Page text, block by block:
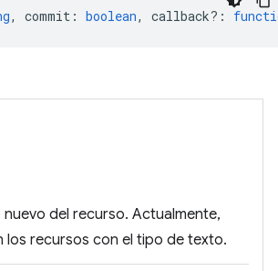
, commit : boolean, callback? :
nuevo del recurso. Actualmente,
los recursos con el tipo de texto.